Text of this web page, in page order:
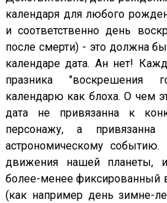
календаря для любого
и соответственно день
после смерти) - это должна
календаре дата. Ан нет!
празника "воскрешения
календарю как блоха. О чем
дата не привязанна к
персонажу, а
астрономическому
движения нашей планеты,
более-менее фиксированный
(как например день зимне-